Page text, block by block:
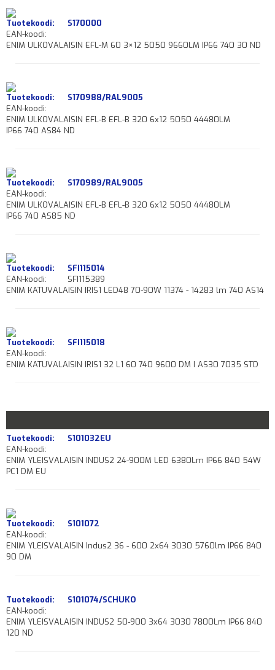
Tuotekoodi:
S170000
EAN-koodi:
ENIM ULKOVALAISIN EFL-M 60 3×12 5050 9660LM IP66 740 30 ND
Tuotekoodi:
S170988/RAL9005
EAN-koodi:
ENIM ULKOVALAISIN EFL-B EFL-B 320 6x12 5050 44480LM
IP66 740 AS84 ND
Tuotekoodi:
S170989/RAL9005
EAN-koodi:
ENIM ULKOVALAISIN EFL-B EFL-B 320 6x12 5050 44480LM
IP66 740 AS85 ND
Tuotekoodi:
SFI115014
EAN-koodi:
SFI115389
ENIM KATUVALAISIN IRIS1 LED48 70-90W 11374 - 14283 lm 740 AS14
Tuotekoodi:
SFI115018
EAN-koodi:
ENIM KATUVALAISIN IRIS1 32 L1 60 740 9600 DM I AS30 7035 STD
Tuotekoodi:
S101032EU
EAN-koodi:
ENIM YLEISVALAISIN INDUS2 24-900M LED 6380Lm IP66 840 54W
PC1 DM EU
Tuotekoodi:
S101072
EAN-koodi:
ENIM YLEISVALAISIN Indus2 36 - 600 2x64 3030 5760lm IP66 840
90 DM
Tuotekoodi:
S101074/SCHUKO
EAN-koodi:
ENIM YLEISVALAISIN INDUS2 50-900 3x64 3030 7800Lm IP66 840
120 ND